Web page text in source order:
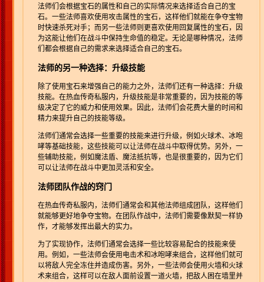
法师们会根据宝石的属性和自己的实际情况来选择适合自己的宝
石。一些法师喜欢使用攻击属性的宝石，这样他们就能在争夺宝物
时快速杀死对手；而另一些法师则更喜欢使用回复属性的宝石，因
为这能让他们在战斗中保持生命值的稳定。无论是哪种情况，法师
们都会根据自己的需求来选择适合自己的宝石。
法师的另一种选择：升级技能
除了使用宝石来增强自己的能力之外，法师们还有一种选择：升级
技能。在热血传奇私服内，升级技能是非常重要的，因为技能的等
级决定了它的威力和使用效果。因此，法师们会花费大量的时间和
精力来提升自己的技能等级。
法师们通常会选择一些重要的技能来进行升级，例如火球术、冰咆
哮等基础技能，这些技能可以让法师在战斗中取得优势。另外，一
些辅助技能，例如魔法盾、魔法抵抗等，也是很重要的，因为它们
可以让法师在战斗中更加灵活和安全。
法师团队作战的窍门
在热血传奇私服内，法师们通常会和其他法师组成团队，这样他们
就能够更好地争夺宝物。在团队作战中，法师们需要像默契一样协
作，才能够发挥出最大的实力。
为了实现协作，法师们通常会选择一些比较容易配合的技能来使
用。例如，一些法师会使用电击术和冰咆哮来组合，这样他们就可
以将敌人完全冻住并造成伤害。另外，一些法师会使用火墙和火球
术来组合，这样可以在敌人面前设置一道火墙，把敌人困在墙里并